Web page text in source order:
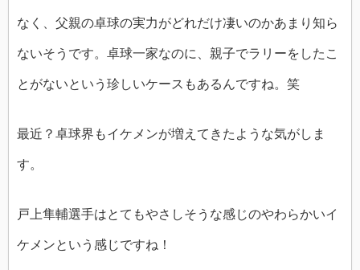
なく、父親の卓球の実力がどれだけ凄いのかあまり知ら
ないそうです。卓球一家なのに、親子でラリーをしたこ
とがないという珍しいケースもあるんですね。笑
最近？卓球界もイケメンが増えてきたような気がしま
す。
戸上隼輔選手はとてもやさしそうな感じのやわらかいイ
ケメンという感じですね！